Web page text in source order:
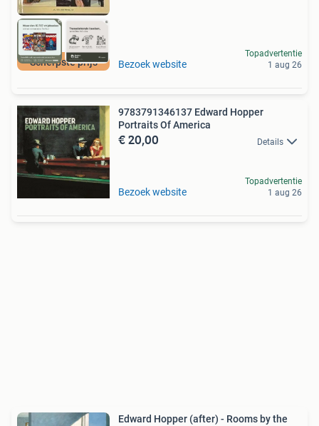
Scherpste prijs Bezoek website
Topadvertentie
1 aug 26
9783791346137 Edward Hopper
Portraits Of America
€ 20,00 Details
Bezoek website
Topadvertentie
1 aug 26
Edward Hopper (after) - Rooms by the